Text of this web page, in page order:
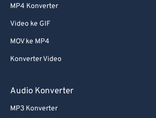
MP4 Konverter
Video ke GIF
MOV ke MP4
Konverter Video
Audio Konverter
MP3 Konverter